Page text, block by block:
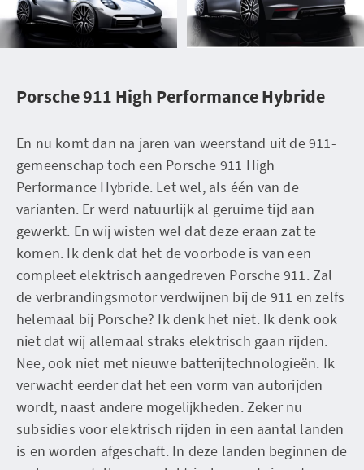
Porsche 911 High Performance Hybride
En nu komt dan na jaren van weerstand uit de 911-
gemeenschap toch een Porsche 911 High
Performance Hybride. Let wel, als één van de
varianten. Er werd natuurlijk al geruime tijd aan
gewerkt. En wij wisten wel dat deze eraan zat te
komen. Ik denk dat het de voorbode is van een
compleet elektrisch aangedreven Porsche 911. Zal
de verbrandingsmotor verdwijnen bij de 911 en zelfs
helemaal bij Porsche? Ik denk het niet. Ik denk ook
niet dat wij allemaal straks elektrisch gaan rijden.
Nee, ook niet met nieuwe batterijtechnologieën. Ik
verwacht eerder dat het een vorm van autorijden
wordt, naast andere mogelijkheden. Zeker nu
subsidies voor elektrisch rijden in een aantal landen
is en worden afgeschaft. In deze landen beginnen de